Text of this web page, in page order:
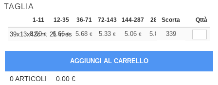
TAGLIA
1-11 12-35 36-71 72-143 144-287 288 + Altri
Scorta Qttà
39x13x42cm. 21 litres
8.00 € 6.66 € 5.68 € 5.33 € 5.06 € 5.02 €339
0ARTICOLI 0.00 €